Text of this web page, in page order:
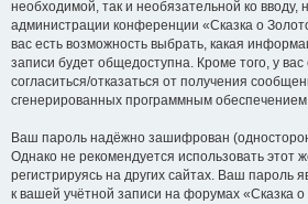
необходимой, так и необязательной ко вводу,
администрации конференции «Сказка о
вас есть возможность выбрать, какая
записи будет общедоступна. Кроме того, у вас
согласиться/отказаться от получения
сгенерированных программным
Ваш пароль надёжно зашифрован
Однако не рекомендуется использовать этот
регистрируясь на других сайтах. Ваш пароль
к вашей учётной записи на форумах «Сказка